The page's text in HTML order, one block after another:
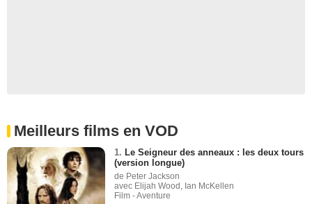
Meilleurs films en VOD
1. Le Seigneur des anneaux : les deux tours
(version longue)
de Peter Jackson
avec Elijah Wood, Ian McKellen
Film - Aventure